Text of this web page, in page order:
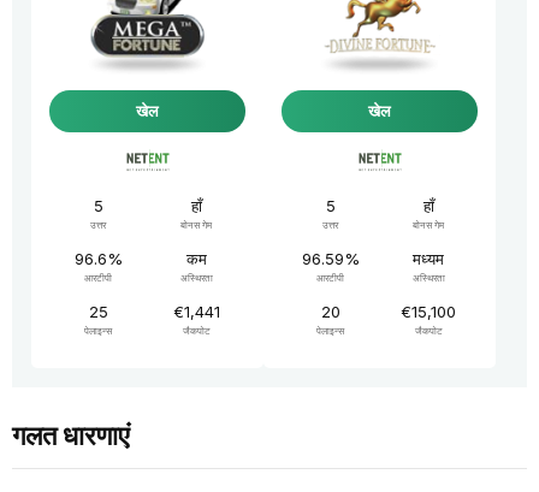
खेल
5
उत्तर
हाँ
बोनस गेम
96.6%
आरटीपी
कम
अस्थिरता
25
पेलाइन्स
€1,441
जैकपोट
खेल
5
उत्तर
हाँ
बोनस गेम
96.59%
आरटीपी
मध्यम
अस्थिरता
20
पेलाइन्स
€15,100
जैकपोट
गलत धारणाएं